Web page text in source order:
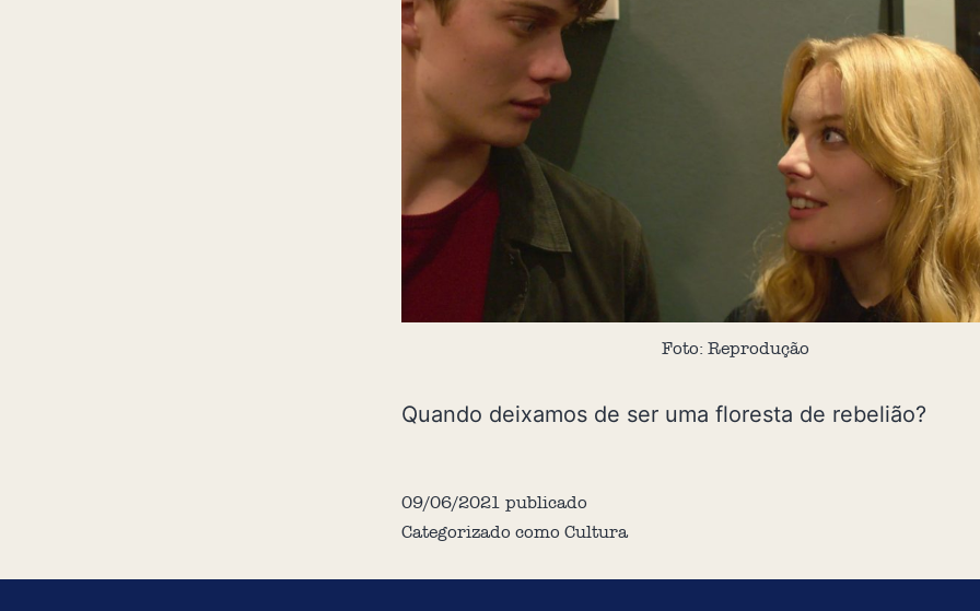
Foto: Reprodução
Quando deixamos de ser uma floresta de rebelião?
09/06/2021 publicado
Categorizado como Cultura